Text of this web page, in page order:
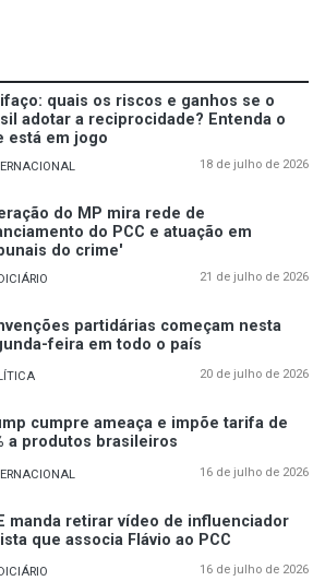
quais os riscos e ganhos se o
adotar a reciprocidade? Entenda o
está em jogo
18 de julho de 2026
do MP mira rede de
do PCC e atuação em
do crime'
21 de julho de 2026
partidárias começam nesta
feira em todo o país
20 de julho de 2026
cumpre ameaça e impõe tarifa de
a produtos brasileiros
16 de julho de 2026
manda retirar vídeo de influenciador
que associa Flávio ao PCC
16 de julho de 2026